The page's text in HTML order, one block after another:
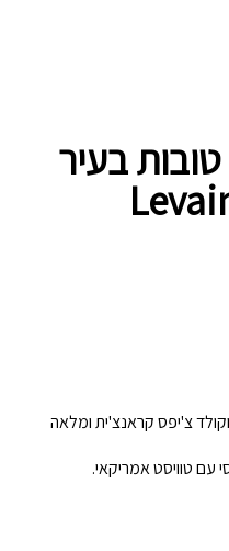
צ'יפס קראנצ'ית ומלאה
עם טוויסט אמריקאי.